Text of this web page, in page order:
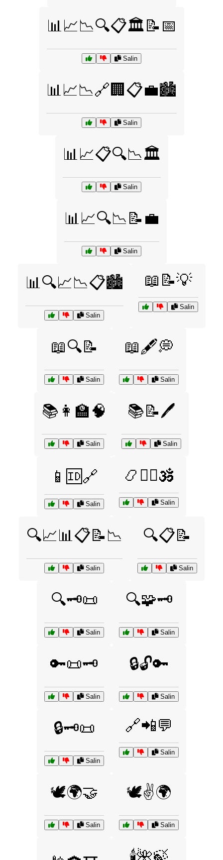
📊📈📉🔍📋🏛️📝📅
Salin
📊📈📉🔗🏢📋💼🏙️
Salin
📊📈📋🔍📉🏛️
Salin
📊📈🔍📉📝💼
Salin
📊🔍📈📉📋🏙️
Salin
📖📝💡
Salin
📖🔍📝
Salin
📖🖋️💭
Salin
📚👩‍🏫🧠
Salin
📚📝🖊️
Salin
📱🆔🔗
Salin
📿🧘‍♂️🕉️
Salin
🔍📈📊📋📝📉
Salin
🔍📋📝
Salin
🔍🗝️📜
Salin
🔍🧩🗝️
Salin
🔑📜🗝️
Salin
🔒🔓🔑
Salin
🔒🗝️📜
Salin
🔗📲💬
Salin
🕊️🌍🤝
Salin
🕊️✌️🌍
Salin
🕯️🌺🍃